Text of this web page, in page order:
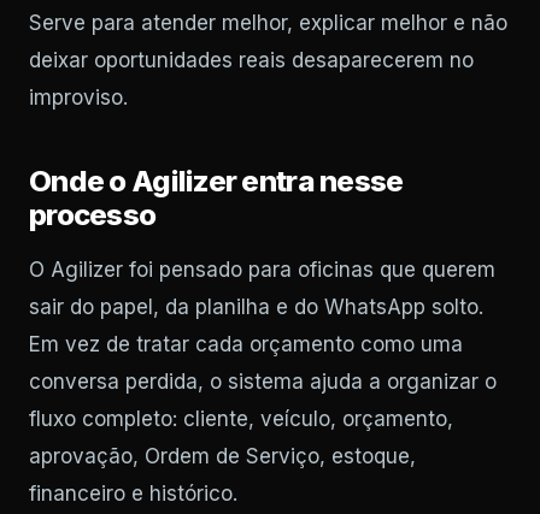
Serve para atender melhor, explicar melhor e não
deixar oportunidades reais desaparecerem no
improviso.
Onde o Agilizer entra nesse
processo
O Agilizer foi pensado para oficinas que querem
sair do papel, da planilha e do WhatsApp solto.
Em vez de tratar cada orçamento como uma
conversa perdida, o sistema ajuda a organizar o
fluxo completo: cliente, veículo, orçamento,
aprovação, Ordem de Serviço, estoque,
financeiro e histórico.